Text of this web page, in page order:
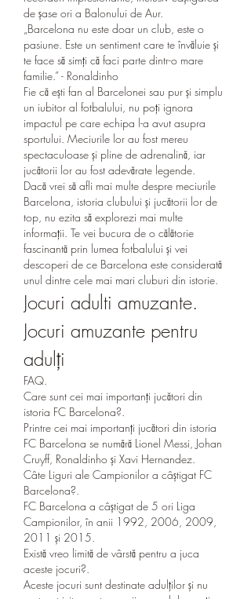
de șase ori a Balonului de Aur.
„Barcelona nu este doar un club, este o
pasiune. Este un sentiment care te învăluie și
te face să simți că faci parte dintr-o mare
familie.” - Ronaldinho
Fie că ești fan al Barcelonei sau pur și simplu
un iubitor al fotbalului, nu poți ignora
impactul pe care echipa l-a avut asupra
sportului. Meciurile lor au fost mereu
spectaculoase și pline de adrenalină, iar
jucătorii lor au fost adevărate legende.
Dacă vrei să afli mai multe despre meciurile
Barcelona, istoria clubului și jucătorii lor de
top, nu ezita să explorezi mai multe
informații. Te vei bucura de o călătorie
fascinantă prin lumea fotbalului și vei
descoperi de ce Barcelona este considerată
unul dintre cele mai mari cluburi din istorie.
Jocuri adulti amuzante.
Jocuri amuzante pentru
adulți
FAQ.
Care sunt cei mai importanți jucători din
istoria FC Barcelona?.
Printre cei mai importanți jucători din istoria
FC Barcelona se numără Lionel Messi, Johan
Cruyff, Ronaldinho și Xavi Hernandez.
Câte Liguri ale Campionilor a câștigat FC
Barcelona?.
FC Barcelona a câștigat de 5 ori Liga
Campionilor, în anii 1992, 2006, 2009,
2011 și 2015.
Există vreo limită de vârstă pentru a juca
aceste jocuri?.
Aceste jocuri sunt destinate adulților și nu